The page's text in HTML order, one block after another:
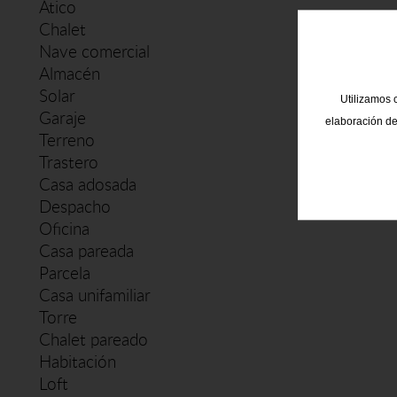
Ático
Chalet
Nave comercial
Almacén
Solar
Garaje
Terreno
Trastero
Casa adosada
Despacho
Oficina
Casa pareada
Parcela
Casa unifamiliar
Torre
Chalet pareado
Habitación
Loft
Utilizamos
elaboración